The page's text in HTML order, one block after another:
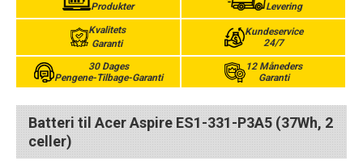
Produkter
Levering
Kvalitets
Garanti
Kundeservice
24/7
30 Dages
Pengene-Tilbage-Garanti
12 Måneders
Garanti
Batteri til Acer Aspire ES1-331-P3A5 (37Wh, 2
celler)